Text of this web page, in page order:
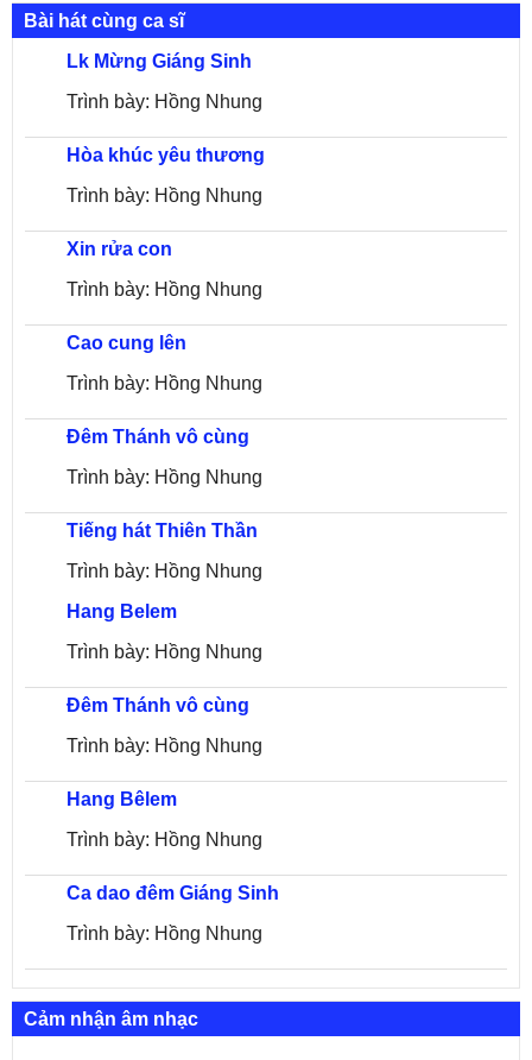
Bài hát cùng ca sĩ
Lk Mừng Giáng Sinh
Trình bày: Hồng Nhung
Hòa khúc yêu thương
Trình bày: Hồng Nhung
Xin rửa con
Trình bày: Hồng Nhung
Cao cung lên
Trình bày: Hồng Nhung
Đêm Thánh vô cùng
Trình bày: Hồng Nhung
Tiếng hát Thiên Thần
Trình bày: Hồng Nhung
Hang Belem
Trình bày: Hồng Nhung
Đêm Thánh vô cùng
Trình bày: Hồng Nhung
Hang Bêlem
Trình bày: Hồng Nhung
Ca dao đêm Giáng Sinh
Trình bày: Hồng Nhung
Cảm nhận âm nhạc